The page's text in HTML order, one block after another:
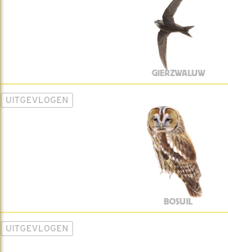
GIERZWALUW
UITGEVLOGEN
BOSUIL
UITGEVLOGEN